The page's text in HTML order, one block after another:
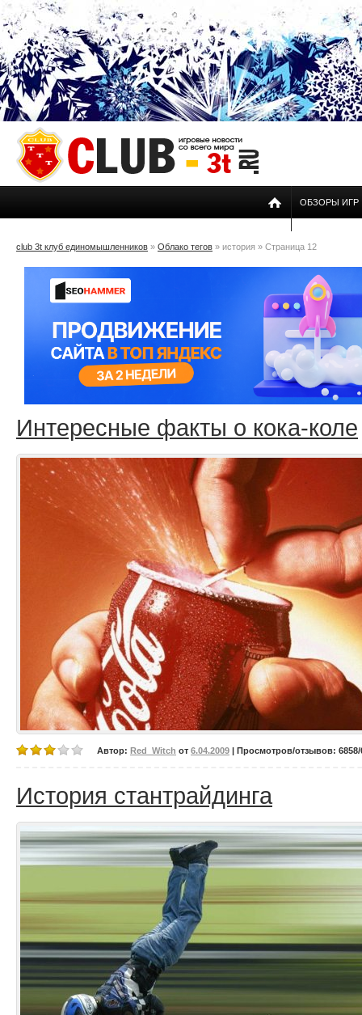
ОБЗОРЫ ИГР
club 3t клуб единомышленников » Облако тегов » история » Страница 12
Интересные факты о кока-коле
Автор: Red_Witch от 6.04.2009 | Просмотров/отзывов: 6858/
История стантрайдинга